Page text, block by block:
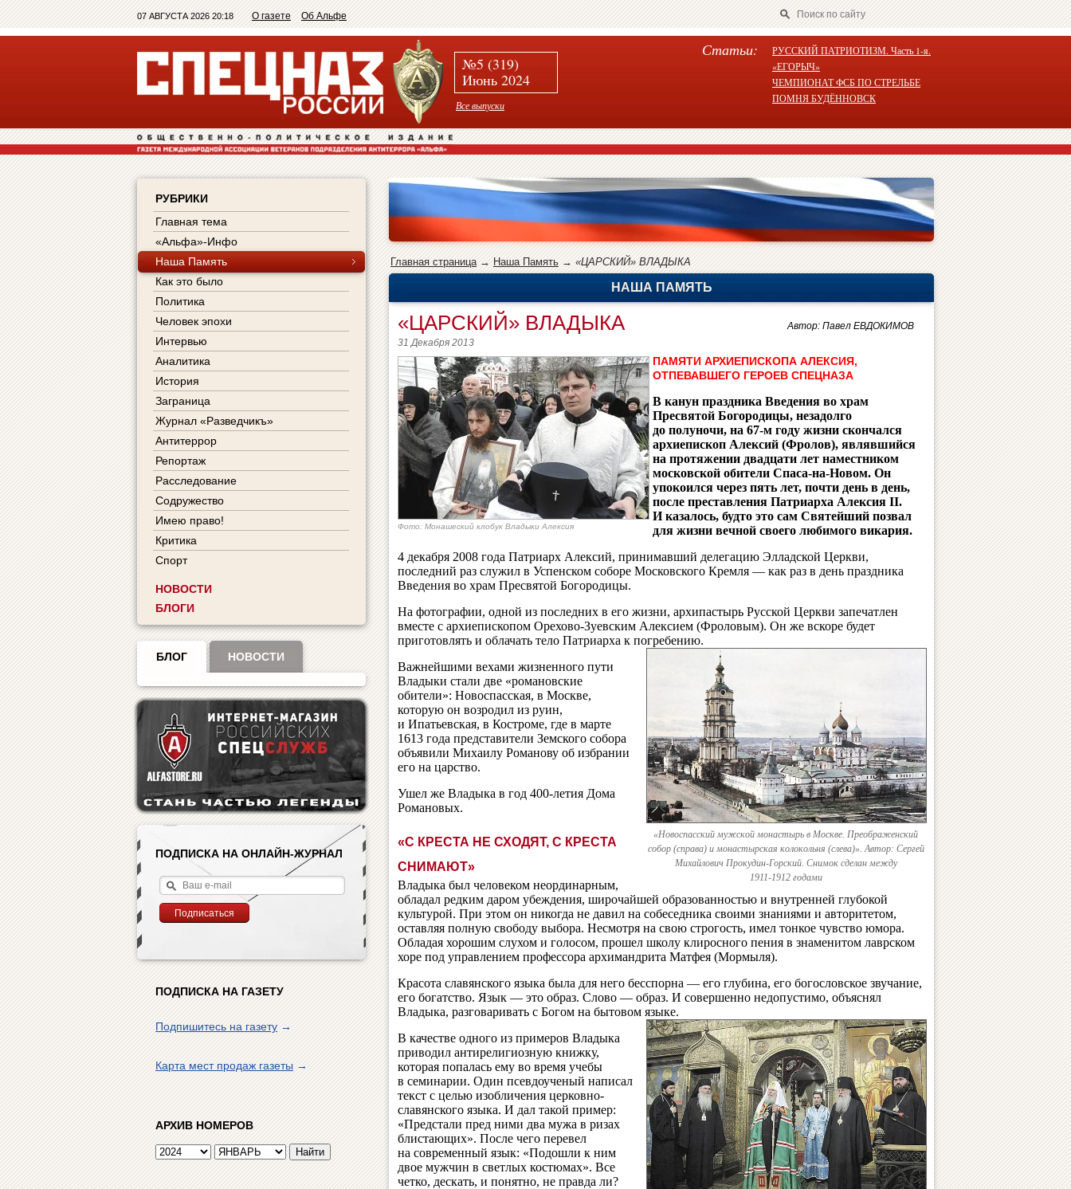
07 АВГУСТА 2026 20:18 О газете Об Альфе
№5 (319)
Июнь 2024
Все выпуски
Статьи:
РУССКИЙ ПАТРИОТИЗМ. Часть 1-я.
«ЕГОРЫЧ»
ЧЕМПИОНАТ ФСБ ПО СТРЕЛЬБЕ
ПОМНЯ БУДЁННОВСК
РУБРИКИ
Главная тема
«Альфа»-Инфо
Наша Память
Как это было
Политика
Человек эпохи
Интервью
Аналитика
История
Заграница
Журнал «Разведчикъ»
Антитеррор
Репортаж
Расследование
Содружество
Имею право!
Критика
Спорт
НОВОСТИ
БЛОГИ
БЛОГ НОВОСТИ
ПОДПИСКА НА ОНЛАЙН-ЖУРНАЛ
ПОДПИСКА НА ГАЗЕТУ
Подпишитесь на газету→
Карта мест продаж газеты→
АРХИВ НОМЕРОВ
Главная страница→Наша Память→«ЦАРСКИЙ» ВЛАДЫКА
НАША ПАМЯТЬ
Автор: Павел ЕВДОКИМОВ
«ЦАРСКИЙ» ВЛАДЫКА
31 Декабря 2013
Фото: Монашеский клобук Владыки Алексия
ПАМЯТИ АРХИЕПИСКОПА АЛЕКСИЯ,
ОТПЕВАВШЕГО ГЕРОЕВ СПЕЦНАЗА
В канун праздника Введения во храм
Пресвятой Богородицы, незадолго
до полуночи, на 67-м году жизни скончался
архиепископ Алексий (Фролов), являвшийся
на протяжении двадцати лет наместником
московской обители Спаса-на-Новом. Он
упокоился через пять лет, почти день в день,
после преставления Патриарха Алексия II.
И казалось, будто это сам Святейший позвал
для жизни вечной своего любимого викария.
4 декабря 2008 года Патриарх Алексий, принимавший делегацию Элладской Церкви,
последний раз служил в Успенском соборе Московского Кремля — как раз в день праздника
Введения во храм Пресвятой Богородицы.
На фотографии, одной из последних в его жизни, архипастырь Русской Церкви запечатлен
вместе с архиепископом Орехово-Зуевским Алексием (Фроловым). Он же вскоре будет
приготовлять и облачать тело Патриарха к погребению.
«Новоспасский мужской монастырь в Москве. Преображенский
собор (справа) и монастырская колокольня (слева)». Автор: Сергей
Михайлович Прокудин-Горский. Снимок сделан между
1911‑1912 годами
Важнейшими вехами жизненного пути
Владыки стали две «романовские
обители»: Новоспасская, в Москве,
которую он возродил из руин,
и Ипатьевская, в Костроме, где в марте
1613 года представители Земского собора
объявили Михаилу Романову об избрании
его на царство.
Ушел же Владыка в год 400-летия Дома
Романовых.
«С КРЕСТА НЕ СХОДЯТ, С КРЕСТА
СНИМАЮТ»
Владыка был человеком неординарным,
обладал редким даром убеждения, широчайшей образованностью и внутренней глубокой
культурой. При этом он никогда не давил на собеседника своими знаниями и авторитетом,
оставляя полную свободу выбора. Несмотря на свою строгость, имел тонкое чувство юмора.
Обладая хорошим слухом и голосом, прошел школу клиросного пения в знаменитом лаврском
хоре под управлением профессора архимандрита Матфея (Мормыля).
Красота славянского языка была для него бесспорна — его глубина, его богословское звучание,
его богатство. Язык — это образ. Слово — образ. И совершенно недопустимо, объяснял
Владыка, разговаривать с Богом на бытовом языке.
В качестве одного из примеров Владыка
приводил антирелигиозную книжку,
которая попалась ему во время учебы
в семинарии. Один псевдоученый написал
текст с целью изобличения церковно-
славянского языка. И дал такой пример:
«Предстали пред ними два мужа в ризах
блистающих». После чего перевел
на современный язык: «Подошли к ним
двое мужчин в светлых костюмах». Все
четко, дескать, и понятно, не правда ли?